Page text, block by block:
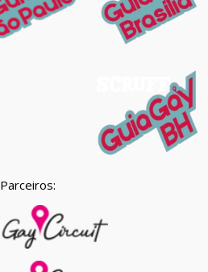
Parceiros: